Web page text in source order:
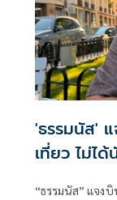
'ธรรมนัส'
เที่ยว ไม่ไ
“ธรรมนัส” แจง